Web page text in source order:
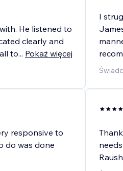
He listened to
clearly and
to... Pokaż więcej
responsive to
do was done
I